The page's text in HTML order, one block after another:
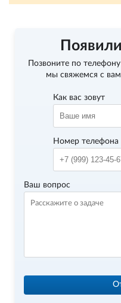
Позвоните по телефону
мы свяжемся с
Как вас зовут
Номер телефона
Ваш вопрос